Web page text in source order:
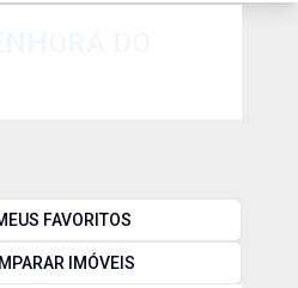
FAVORITOS
IMÓVEIS